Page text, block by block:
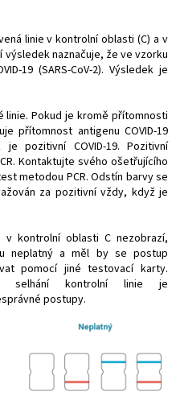
linie v kontrolní oblasti (C) a v
naznačuje, že ve vzorku
19 (SARS-CoV-2). Výsledek je
Pokud je kromě přítomnosti
přítomnost antigenu COVID-19
je pozitivní COVID-19. Pozitivní
Kontaktujte svého ošetřujícího
metodou PCR. Odstín barvy se
za pozitivní vždy, když je
kontrolní oblasti C nezobrazí,
neplatný a měl by se postup
pomocí jiné testovací karty.
selhání kontrolní linie je
postupy.